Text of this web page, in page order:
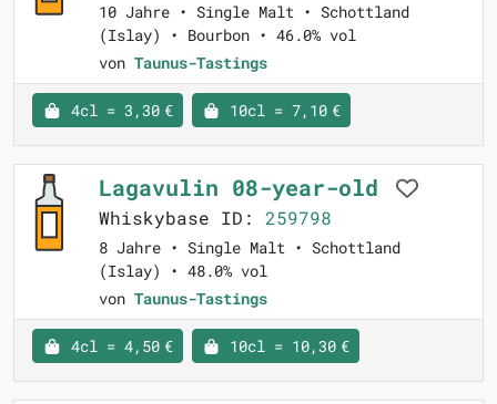
10 Jahre • Single Malt • Schottland
(Islay) • Bourbon • 46.0% vol
von Taunus-Tastings
4cl = 3,30 € 10cl = 7,10 €
Lagavulin 08-year-old
Whiskybase ID: 259798
8 Jahre • Single Malt • Schottland
(Islay) • 48.0% vol
von Taunus-Tastings
4cl = 4,50 € 10cl = 10,30 €